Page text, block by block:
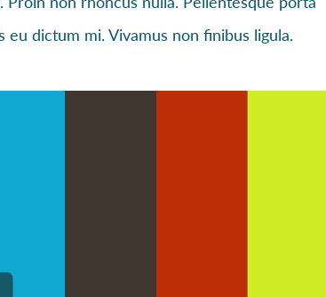
dictum mi. Vivamus non finibus ligula.